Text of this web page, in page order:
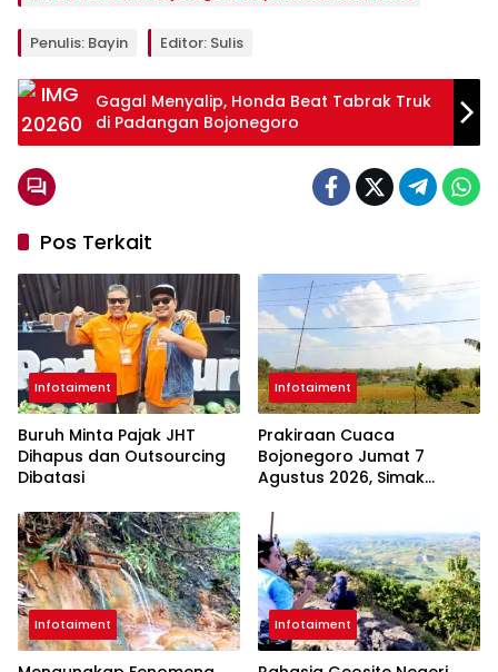
Penulis: Bayin Editor: Sulis
Gagal Menyalip, Honda Beat Tabrak Truk
di Padangan Bojonegoro
Pos Terkait
Infotaiment
Buruh Minta Pajak JHT
Dihapus dan Outsourcing
Dibatasi
Infotaiment
Prakiraan Cuaca
Bojonegoro Jumat 7
Agustus 2026, Simak
Infotaiment Infotaiment